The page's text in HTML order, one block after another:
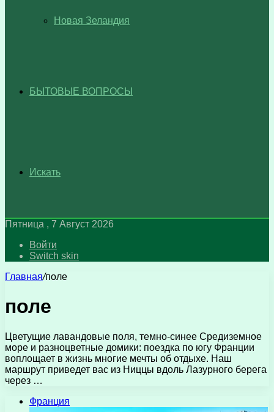
Новая Зеландия
БЫТОВЫЕ ВОПРОСЫ
Искать
Пятница , 7 Август 2026
Войти
Switch skin
Главная/поле
поле
Цветущие лавандовые поля, темно-синее Средиземное
море и разноцветные домики: поездка по югу Франции
воплощает в жизнь многие мечты об отдыхе. Наш
маршрут приведет вас из Ниццы вдоль Лазурного берега
через …
Франция